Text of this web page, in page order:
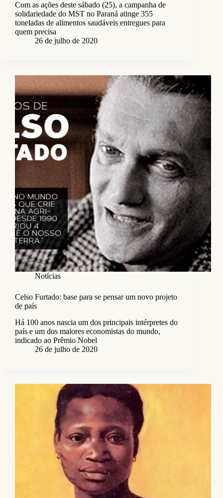
Com as ações deste sábado (25), a campanha de
solidariedade do MST no Paraná atinge 355
toneladas de alimentos saudáveis entregues para
quem precisa
26 de julho de 2020
Notícias
Celso Furtado: base para se pensar um novo projeto
de país
Há 100 anos nascia um dos principais intérpretes do
país e um dos maiores economistas do mundo,
indicado ao Prêmio Nobel
26 de julho de 2020